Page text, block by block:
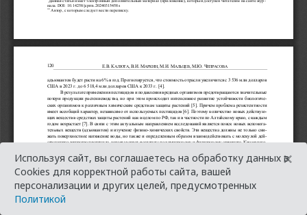
Используя сайт, вы соглашаетесь на обработку данных в
Cookies для корректной работы сайта, вашей
персонализации и других целей, предусмотренных
Политикой
×